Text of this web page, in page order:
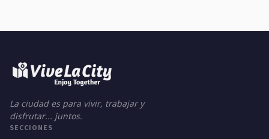
La ciudad es para vivir, trabajar y
disfrutar... juntos.
SECCIONES